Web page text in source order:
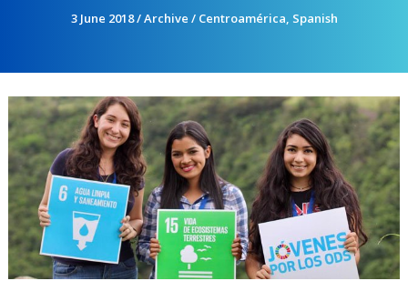
3 June 2018/Archive / Centroamérica, Spanish